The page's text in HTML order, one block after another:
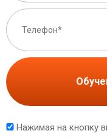
Нажимая на кнопку